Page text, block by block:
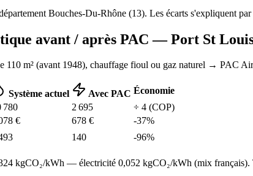
Bouches-Du-Rhône (13). Les écarts s'expliquent
avant / après PAC —Port St
110 m² (avant 1948), chauffage fioul ou gaz naturel → PAC
Système actuel Avec PAC Économie
780 2 695 ÷ 4 (COP)
€ 678 € -37%
140 -96%
kgCO₂/kWh — électricité 0,052 kgCO₂/kWh (mix français).